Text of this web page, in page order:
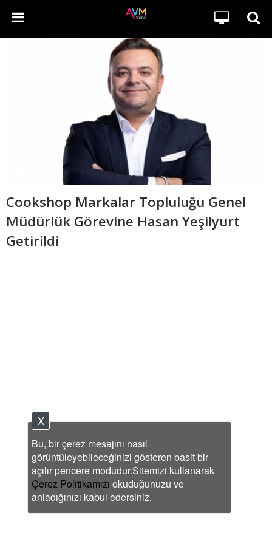
Cookshop Markalar Topluluğu Genel
Müdürlük Görevine Hasan Yeşilyurt
Getirildi
Bu, bir çerez mesajını nasıl
görüntüleyebileceğinizi gösteren basit bir
açılır pencere modudur.Sitemizi kullanarak
Çerez Politikamızı okuduğunuzu ve
anladığınızı kabul edersiniz.
X